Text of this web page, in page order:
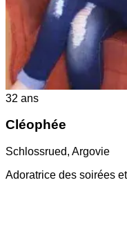
32 ans
Cléophée
Schlossrued, Argovie
Adoratrice des soirées